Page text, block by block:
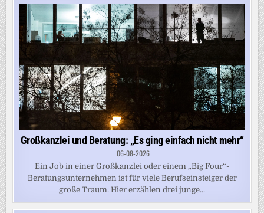
Großkanzlei und Beratung: „Es ging einfach nicht mehr“
06-08-2026
Ein Job in einer Großkanzlei oder einem „Big Four“-
Beratungsunternehmen ist für viele Berufseinsteiger der
große Traum. Hier erzählen drei junge...